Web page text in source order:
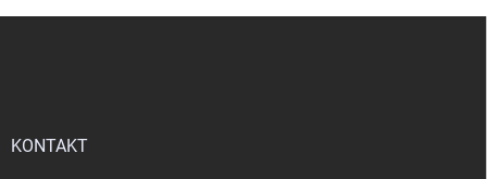
KONTAKT